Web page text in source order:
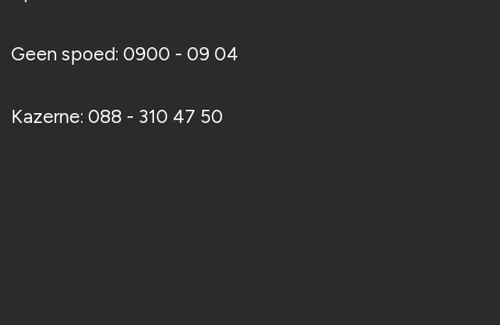
Geen spoed: 0900 - 09 04
Kazerne: 088 - 310 47 50